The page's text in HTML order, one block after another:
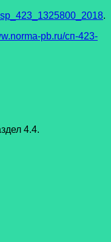
.
pb.ru/сп-423-
4.4.